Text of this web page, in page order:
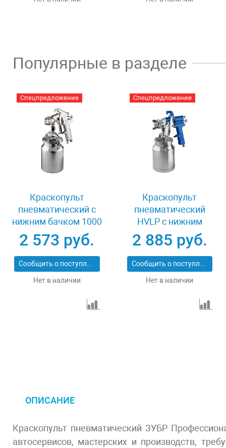
Популярные в разделе
Спецпредложение
Краскопульт
пневматический c
нижним бачком 1000
мл 1.4 мм Stayer
AirPro 06477-1.4
2 573 руб.
Сообщить о поступлении
Нет в наличии
Спецпредложение
Краскопульт
пневматический
HVLP c нижним
бачком 1000 мл 1.8
мм Зубр ПРО Н350
06451-1.8
2 885 руб.
Сообщить о поступлении
Нет в наличии
ОПИСАНИЕ
Краскопульт пневматический ЗУБР
автосервисов, мастерских и производств,